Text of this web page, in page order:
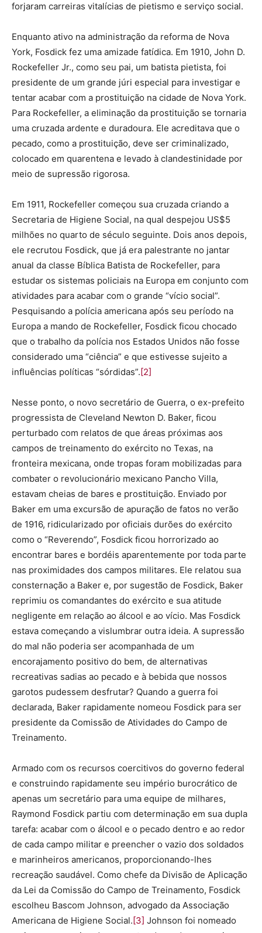
forjaram carreiras vitalícias de pietismo e serviço social.
Enquanto ativo na administração da reforma de Nova
York, Fosdick fez uma amizade fatídica. Em 1910, John D.
Rockefeller Jr., como seu pai, um batista pietista, foi
presidente de um grande júri especial para investigar e
tentar acabar com a prostituição na cidade de Nova York.
Para Rockefeller, a eliminação da prostituição se tornaria
uma cruzada ardente e duradoura. Ele acreditava que o
pecado, como a prostituição, deve ser criminalizado,
colocado em quarentena e levado à clandestinidade por
meio de supressão rigorosa.
Em 1911, Rockefeller começou sua cruzada criando a
Secretaria de Higiene Social, na qual despejou US$5
milhões no quarto de século seguinte. Dois anos depois,
ele recrutou Fosdick, que já era palestrante no jantar
anual da classe Bíblica Batista de Rockefeller, para
estudar os sistemas policiais na Europa em conjunto com
atividades para acabar com o grande “vício social”.
Pesquisando a polícia americana após seu período na
Europa a mando de Rockefeller, Fosdick ficou chocado
que o trabalho da polícia nos Estados Unidos não fosse
considerado uma “ciência” e que estivesse sujeito a
influências políticas “sórdidas”.[2]
Nesse ponto, o novo secretário de Guerra, o ex-prefeito
progressista de Cleveland Newton D. Baker, ficou
perturbado com relatos de que áreas próximas aos
campos de treinamento do exército no Texas, na
fronteira mexicana, onde tropas foram mobilizadas para
combater o revolucionário mexicano Pancho Villa,
estavam cheias de bares e prostituição. Enviado por
Baker em uma excursão de apuração de fatos no verão
de 1916, ridicularizado por oficiais durões do exército
como o “Reverendo”, Fosdick ficou horrorizado ao
encontrar bares e bordéis aparentemente por toda parte
nas proximidades dos campos militares. Ele relatou sua
consternação a Baker e, por sugestão de Fosdick, Baker
reprimiu os comandantes do exército e sua atitude
negligente em relação ao álcool e ao vício. Mas Fosdick
estava começando a vislumbrar outra ideia. A supressão
do mal não poderia ser acompanhada de um
encorajamento positivo do bem, de alternativas
recreativas sadias ao pecado e à bebida que nossos
garotos pudessem desfrutar? Quando a guerra foi
declarada, Baker rapidamente nomeou Fosdick para ser
presidente da Comissão de Atividades do Campo de
Treinamento.
Armado com os recursos coercitivos do governo federal
e construindo rapidamente seu império burocrático de
apenas um secretário para uma equipe de milhares,
Raymond Fosdick partiu com determinação em sua dupla
tarefa: acabar com o álcool e o pecado dentro e ao redor
de cada campo militar e preencher o vazio dos soldados
e marinheiros americanos, proporcionando-lhes
recreação saudável. Como chefe da Divisão de Aplicação
da Lei da Comissão do Campo de Treinamento, Fosdick
escolheu Bascom Johnson, advogado da Associação
Americana de Higiene Social.[3] Johnson foi nomeado